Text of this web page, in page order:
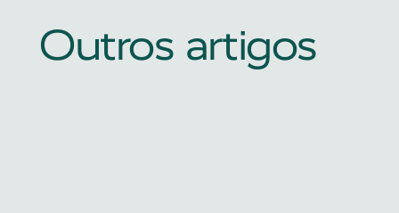
Outros artigos